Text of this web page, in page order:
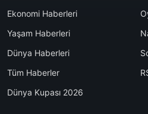
Ekonomi Haberleri
Yaşam Haberleri
Dünya Haberleri
Tüm Haberler
Dünya Kupası 2026